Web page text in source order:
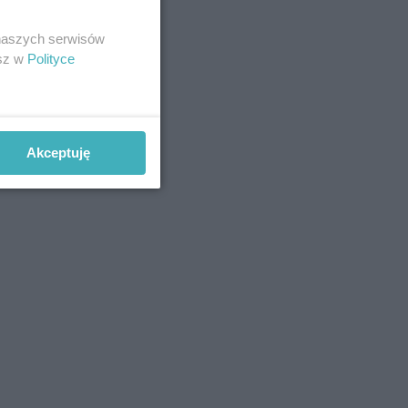
serwisów
w Polityce
Akceptuję